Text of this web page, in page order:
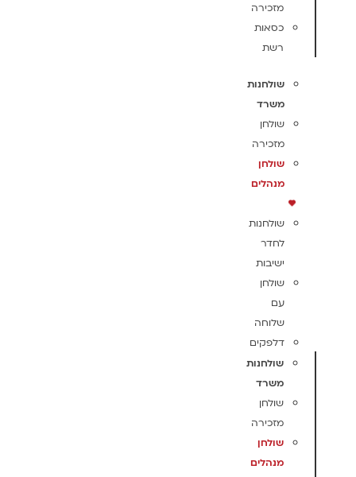
מזכירה
כסאות
רשת
שולחנות
משרד
שולחן
מזכירה
שולחן
מנהלים
שולחנות
לחדר
ישיבות
שולחן
עם
שלוחה
דלפקים
שולחנות
משרד
שולחן
מזכירה
שולחן
מנהלים